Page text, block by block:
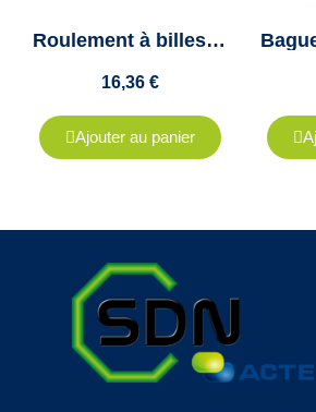
Roulement à billes 6310 2RS C3 -MTK - 50x110x27mm
16,36 €
Ajouter au panier